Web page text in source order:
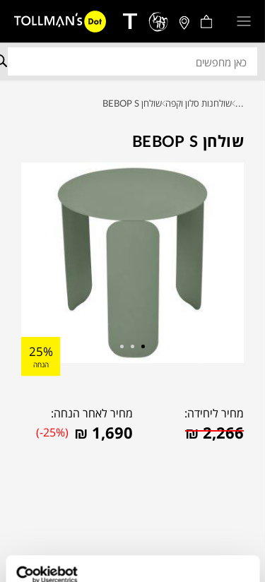
... שולחנות סלון וקפה שולחן BEBOP S
שולחן BEBOP S
25%
הנחה
מחיר ליחידה:
₪2,266
מחיר לאחר הנחה:
₪ 1,690
(-25%)